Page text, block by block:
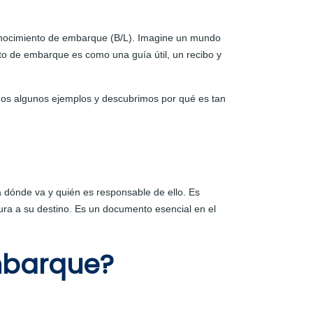
de embarque (B/L). Imagine un mundo
de embarque es como una guía útil, un recibo y
algunos ejemplos y descubrimos por qué es tan
va y quién es responsable de ello. Es
a su destino. Es un documento esencial en el